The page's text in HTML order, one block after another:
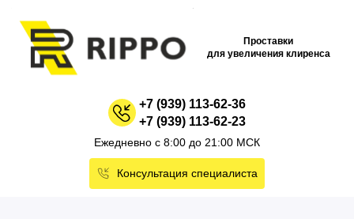
Проставки
для увеличения клиренса
+7 (939) 113-62-36
+7 (939) 113-62-23
Ежедневно с 8:00 до 21:00 МСК
Консультация специалиста